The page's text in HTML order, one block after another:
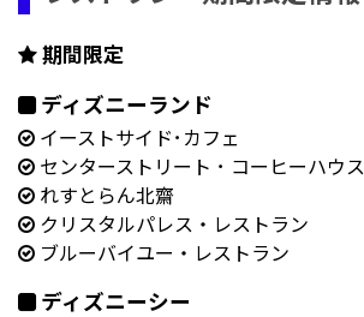
期間限定
ディズニーランド
イーストサイド･カフェ
センターストリート ･ コーヒーハウス
れすとらん北齋
クリスタルパレス・レストラン
ブルーバイユー・レストラン
ディズニーシー